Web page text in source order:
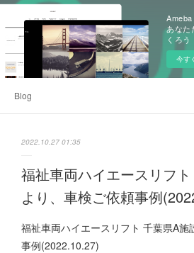
あなた
くろう
今す
Blog
2022.10.27 01:35
福祉車両ハイエースリフ
より、車検ご依頼事例
福祉車両ハイエースリフト 千葉県A施
事例(2022.10.27)